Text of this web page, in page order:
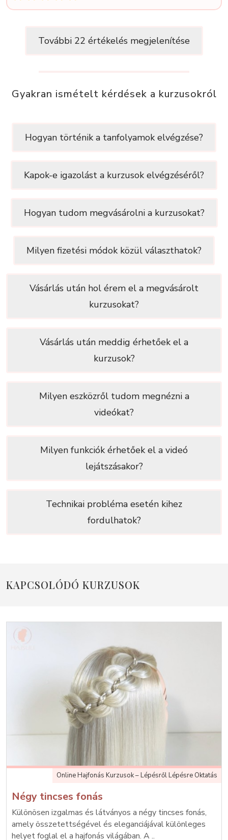
További 22 értékelés megjelenítése
Gyakran ismételt kérdések a kurzusokról
Hogyan történik a tanfolyamok elvégzése?
Kapok-e igazolást a kurzusok elvégzéséről?
Hogyan tudom megvásárolni a kurzusokat?
Milyen fizetési módok közül választhatok?
Vásárlás után hol érem el a megvásárolt
kurzusokat?
Vásárlás után meddig érhetőek el a
kurzusok?
Milyen eszközről tudom megnézni a
videókat?
Milyen funkciók érhetőek el a videó
lejátszásakor?
Technikai probléma esetén kihez
fordulhatok?
KAPCSOLÓDÓ KURZUSOK
Online Hajfonás Kurzusok – Lépésről Lépésre Oktatás
Négy tincses fonás
Különösen izgalmas és látványos a négy tincses fonás,
amely összetettségével és eleganciájával különleges
helyet foglal el a hajfonás világában. A ..